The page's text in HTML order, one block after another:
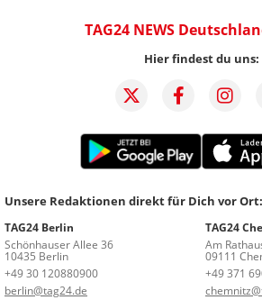
TAG24 NEWS
Hier findest du uns:
Unsere Redaktionen direkt für Dich vor Ort:
TAG24 Berlin
Schönhauser Allee 36
10435 Berlin
+49 30 120880900
berlin@tag24.de
TAG24
Am
09111
+49 371